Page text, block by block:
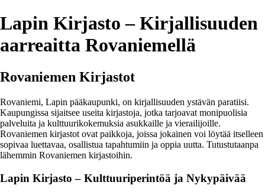
Lapin Kirjasto – Kirjallisuuden
aarreaitta Rovaniemellä
Rovaniemen Kirjastot
Rovaniemi, Lapin pääkaupunki, on kirjallisuuden ystävän paratiisi.
Kaupungissa sijaitsee useita kirjastoja, jotka tarjoavat monipuolisia
palveluita ja kulttuurikokemuksia asukkaille ja vierailijoille.
Rovaniemen kirjastot ovat paikkoja, joissa jokainen voi löytää itselleen
sopivaa luettavaa, osallistua tapahtumiin ja oppia uutta. Tutustutaanpa
lähemmin Rovaniemen kirjastoihin.
Lapin Kirjasto – Kulttuuriperintöä ja Nykypäivää